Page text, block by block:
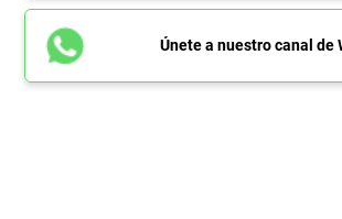
Únete a nuestro canal de